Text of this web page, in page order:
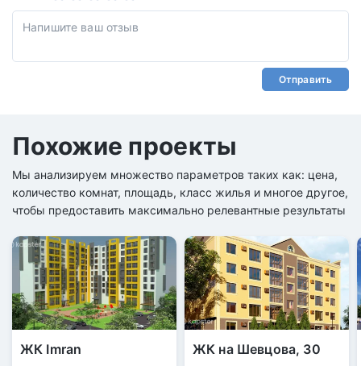
Отправить
Похожие проекты
Мы анализируем множество параметров таких как: цена,
количество комнат, площадь, класс жилья и многое другое,
чтобы предоставить максимально релевантные результаты
ЖК Imran ЖК на Шевцова, 30